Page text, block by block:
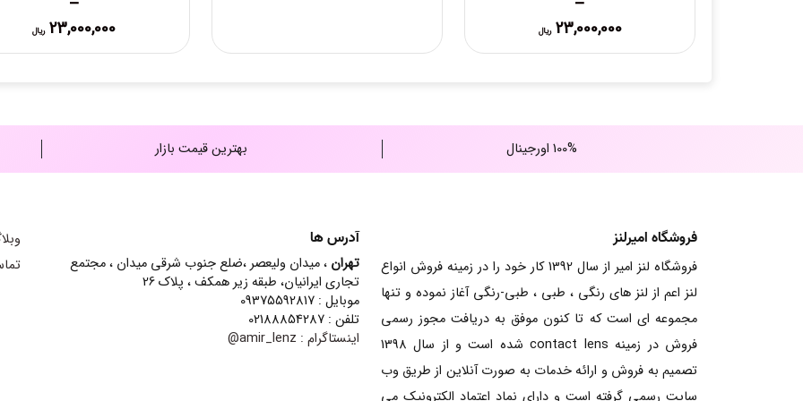
23,000,000 ریال
Price
range:
23,000,000 ریال
Price
range:
100% اورجینال بهترین قیمت بازار
فروشگاه امیرلنز
فروشگاه لنز امیر از سال 1392 کار خود را در زمینه فروش انواع
لنز اعم از لنز های رنگی ، طبی ، طبی-رنگی آغاز نموده و تنها
مجموعه ای است که تا کنون موفق به دریافت مجوز رسمی
فروش در زمینه contact lens شده است و از سال 1398
تصمیم به فروش و ارائه خدمات به صورت آنلاین از طریق وب
سایت رسمی گرفته است و دارای نماد اعتماد الکترونیک می
آدرس ها
تهران ، میدان ولیعصر ،ضلع جنوب شرقی میدان ، مجتمع
تجاری ایرانیان، طبقه زیر همکف ، پلاک 26
موبایل : 09375592817
تلفن : 02188854287
اینستاگرام : amir_lenz@